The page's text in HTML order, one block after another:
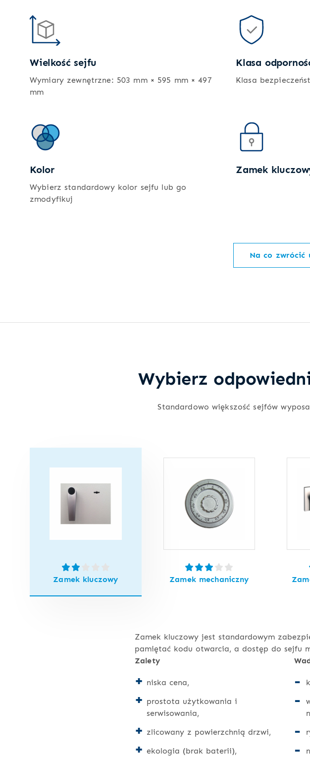
Wielkość sejfu
Wymiary zewnętrzne: 503 mm × 595 mm × 497
mm
Klasa
Klasa
Kolor
Wybierz standardowy kolor sejfu lub go
zmodyfikuj
Zamek
Na co zwrócić
Wybierz
Standardowo większość sejfów
Zamek kluczowy Zamek mechaniczny
Zamek kluczowy jest standardowym
pamiętać kodu otwarcia, a dostęp do sejfu
Zalety
niska cena,
prostota użytkowania i
serwisowania,
zlicowany z powierzchnią drzwi,
ekologia (brak baterii),